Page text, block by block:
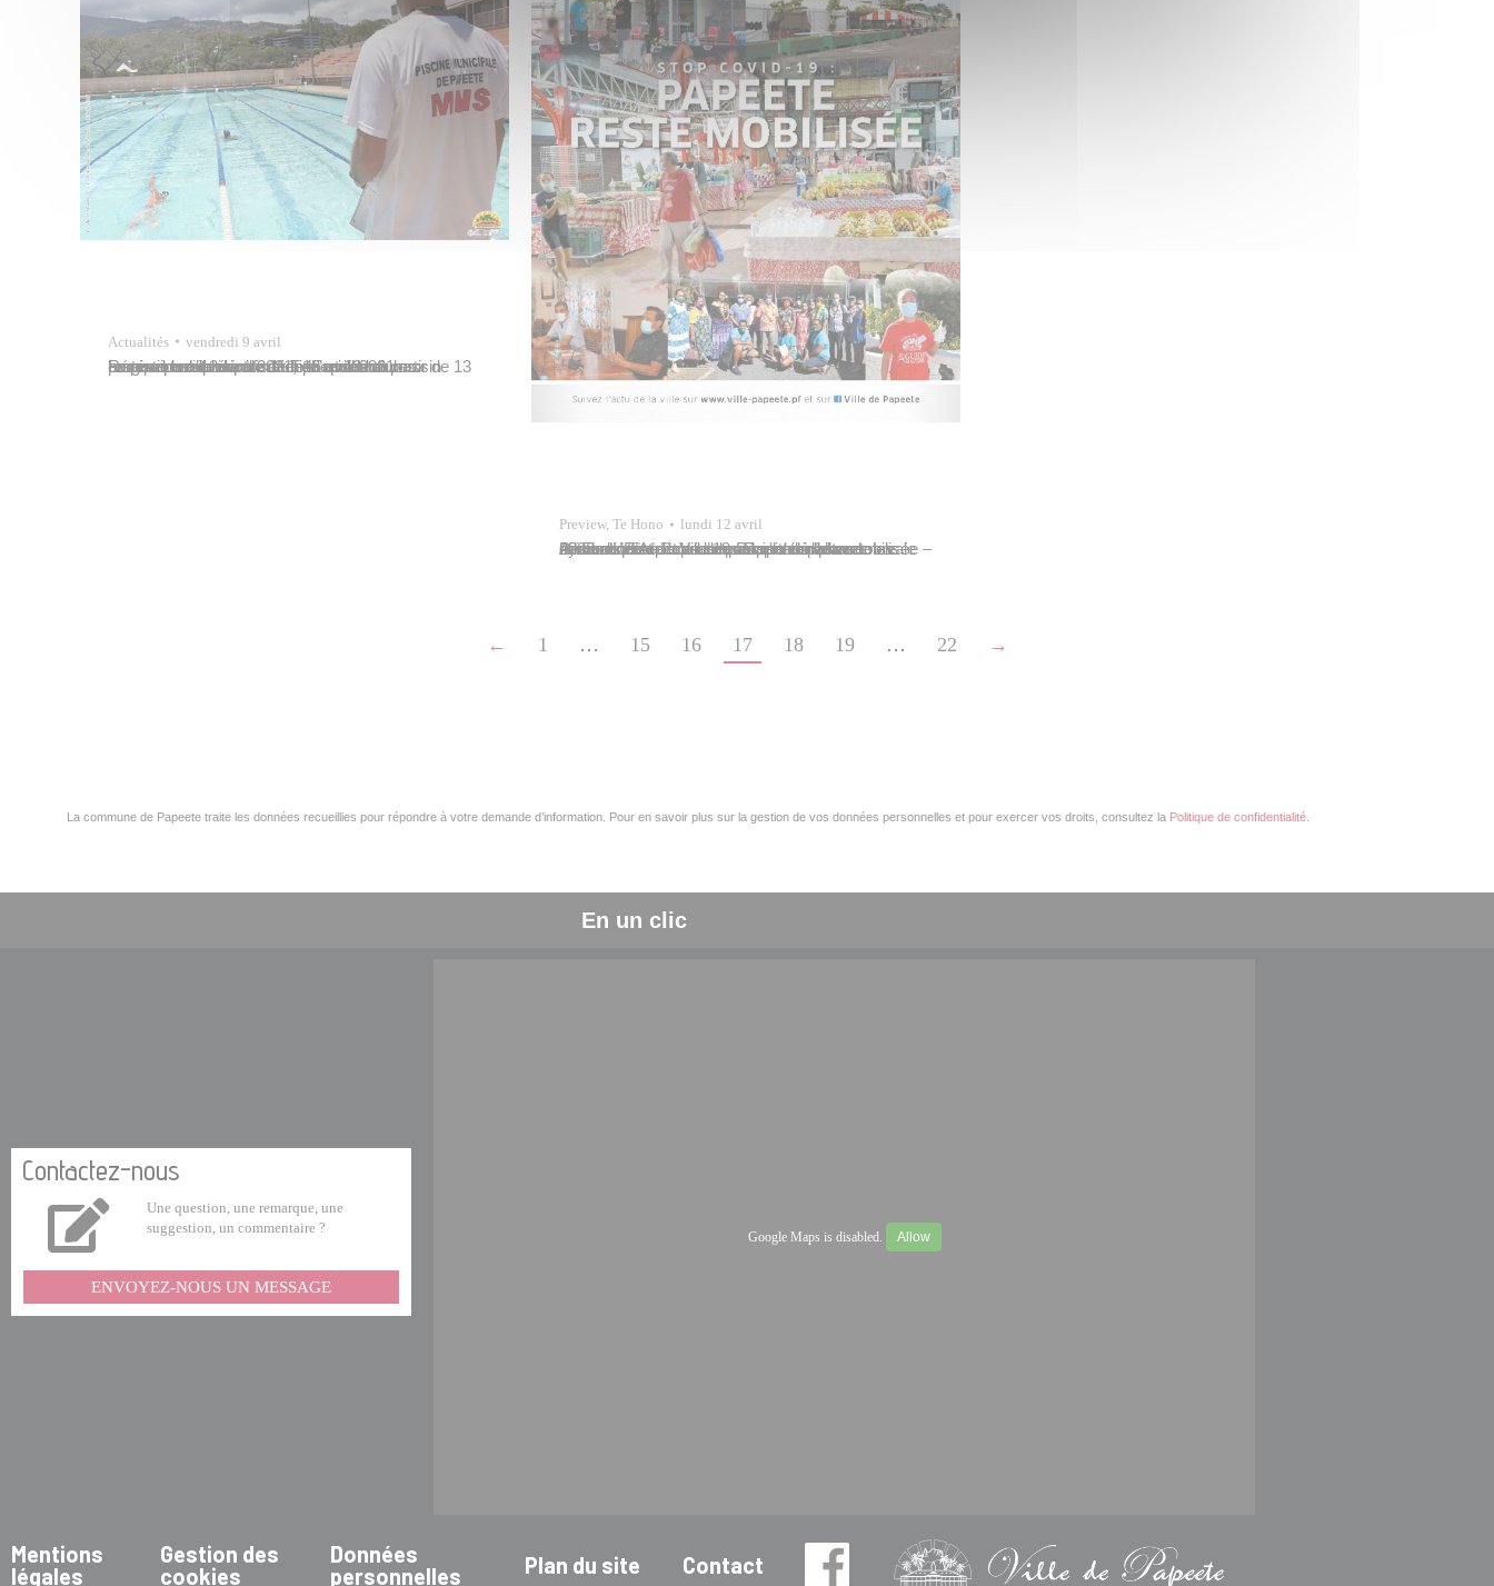
Preview, Te Hono lundi 12 avril
A la une : Stop covid-19 : Papeete reste mobilisée – Prise de contact du conseil municipal avec les services – Au conseil municipal du 1er octobre 2020 – L’Etat cède une parcelle de la base navale de Fare Ute à la Ville de Papeete à l’euro symbolique – Papeete poursuit son plan de rénovation…
Actualités vendredi 9 avril
La piscine municipale de Tipaerui sera exceptionnellement fermée au public à partir de 13 heures lundi 12 avril 2021, en raison d’un programme de dératisation. L’accès au bassin restera possible entre 11 h 45 et 13 heures. Réouverture prévue mardi 13 avril 2021 aux horaires habituels.
← 1 … 15 16 17 18 19 … 22 →
La commune de Papeete traite les données recueillies pour répondre à votre demande d’information. Pour en savoir plus sur la gestion de vos données personnelles et pour exercer vos droits, consultez la Politique de confidentialité
En un clic
Contactez-nous
Une question, une remarque, une
suggestion, un commentaire ?
ENVOYEZ-NOUS UN MESSAGE
Google Maps is disabled. Allow
Mentions
légales
Gestion des
cookies
Données
personnelles
Plan du site Contact